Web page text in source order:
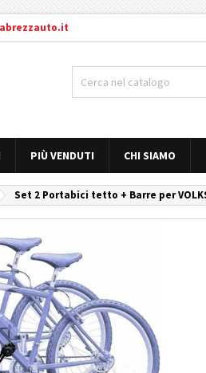
PIÙ VENDUTI CHI SIAMO
Set 2 Portabici tetto + Barre per